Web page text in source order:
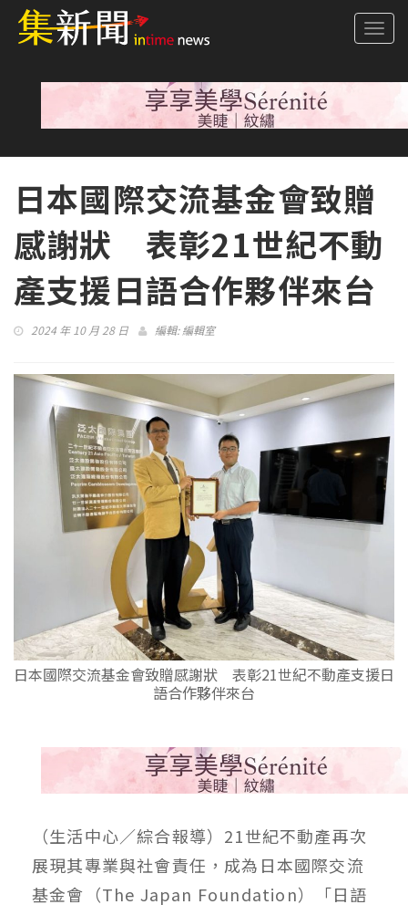
日本國際交流基金會致贈
感謝狀 表彰21世紀不動
產支援日語合作夥伴來台
2024 年 10 月 28 日 編輯:編輯室
日本國際交流基金會致贈感謝狀 表彰21世紀不動產支援日
語合作夥伴來台
（生活中心／綜合報導）21世紀不動產再次
展現其專業與社會責任，成為日本國際交流
基金會（The Japan Foundation）「日語